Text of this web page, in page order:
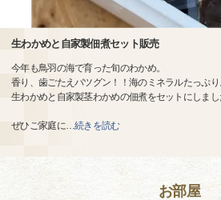
生わかめと自家製佃煮セット販売
今年も鳥羽の海で育った旬のわかめ。
香り、歯ごたえバツグン！！海のミネラルたっぷり
生わかめと自家製茎わかめの佃煮をセットにしまし
ぜひご家庭に…続きを読む
お部屋